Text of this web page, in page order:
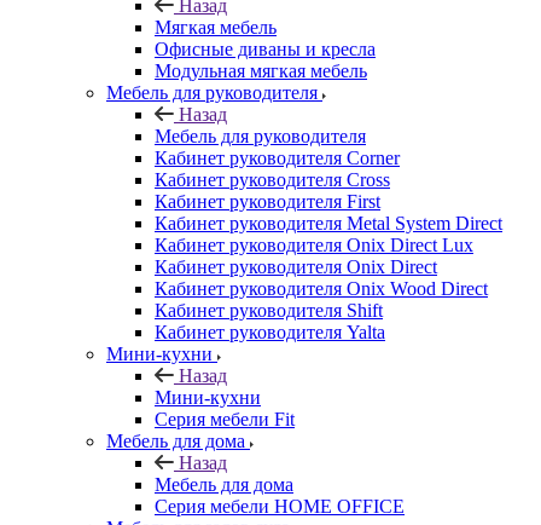
Назад
Мягкая мебель
Офисные диваны и кресла
Модульная мягкая мебель
Мебель для руководителя
Назад
Мебель для руководителя
Кабинет руководителя Corner
Кабинет руководителя Cross
Кабинет руководителя First
Кабинет руководителя Metal System Direct
Кабинет руководителя Onix Direct Lux
Кабинет руководителя Onix Direct
Кабинет руководителя Onix Wood Direct
Кабинет руководителя Shift
Кабинет руководителя Yalta
Мини-кухни
Назад
Мини-кухни
Серия мебели Fit
Мебель для дома
Назад
Мебель для дома
Серия мебели HOME OFFICE